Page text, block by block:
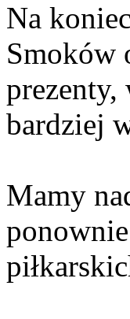
Na
Smoków
bardziej
Mamy